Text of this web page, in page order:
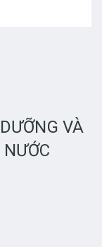
VÀ